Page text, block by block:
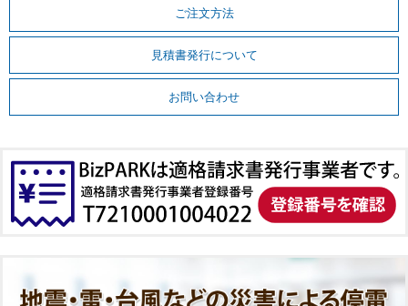
ご注文方法
見積書発行について
お問い合わせ